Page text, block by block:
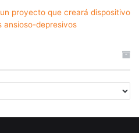
proyecto que creará dispositivo
ansioso-depresivos